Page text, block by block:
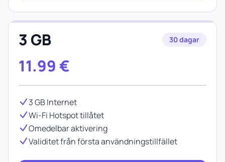
3 GB 30 dagar
11.99 €
3 GB Internet
Wi-Fi Hotspot tillåtet
Omedelbar aktivering
Validitet från första användningstillfället